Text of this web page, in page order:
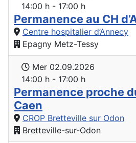
14:00 h - 17:00 h
Permanence au CH
Centre hospitalier d’Annecy
Epagny Metz-Tessy
Mer 02.09.2026
14:00 h - 17:00 h
Permanence proche
Caen
CROP Bretteville sur Odon
Bretteville-sur-Odon